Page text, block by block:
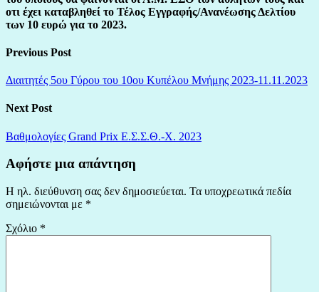
οτι έχει καταβληθεί το Τέλος Εγγραφής/Ανανέωσης Δελτίου
των 10 ευρώ για το 2023.
Previous Post
Διαιτητές 5ου Γύρου του 10ου Κυπέλου Μνήμης 2023-11.11.2023
Next Post
Βαθμολογίες Grand Prix Ε.Σ.Σ.Θ.-Χ. 2023
Αφήστε μια απάντηση
Η ηλ. διεύθυνση σας δεν δημοσιεύεται. Τα υποχρεωτικά πεδία
σημειώνονται με *
Σχόλιο *